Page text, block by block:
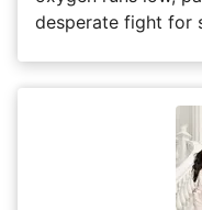
desperate fight for